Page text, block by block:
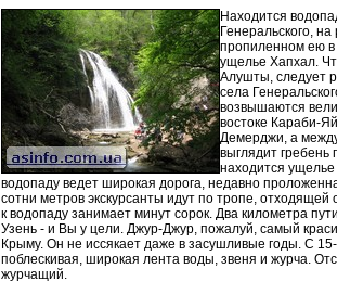
Находится
Генеральского,
пропиленном ею в
ущелье Хапхал.
Алушты, следует
села
возвышаются
востоке Караби-
Демерджи, а
выглядит гребень
находится
водопаду ведет широкая дорога, недавно
сотни метров экскурсанты идут по тропе, отходящей
к водопаду занимает минут сорок. Два километра
Узень - и Вы у цели. Джур-Джур, пожалуй, самый
Крыму. Он не иссякает даже в засушливые годы. С
поблескивая, широкая лента воды, звеня и журча.
журчащий.